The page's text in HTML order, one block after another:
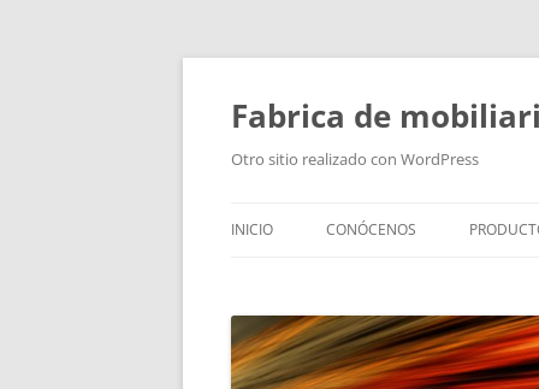
Fabrica de
Otro sitio realizado con WordPress
INICIO CONÓCENOS